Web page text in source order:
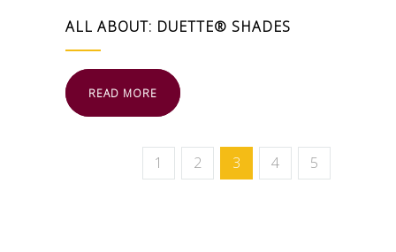
ALL ABOUT: DUETTE® SHADES
READ MORE
1 2 3 4 5